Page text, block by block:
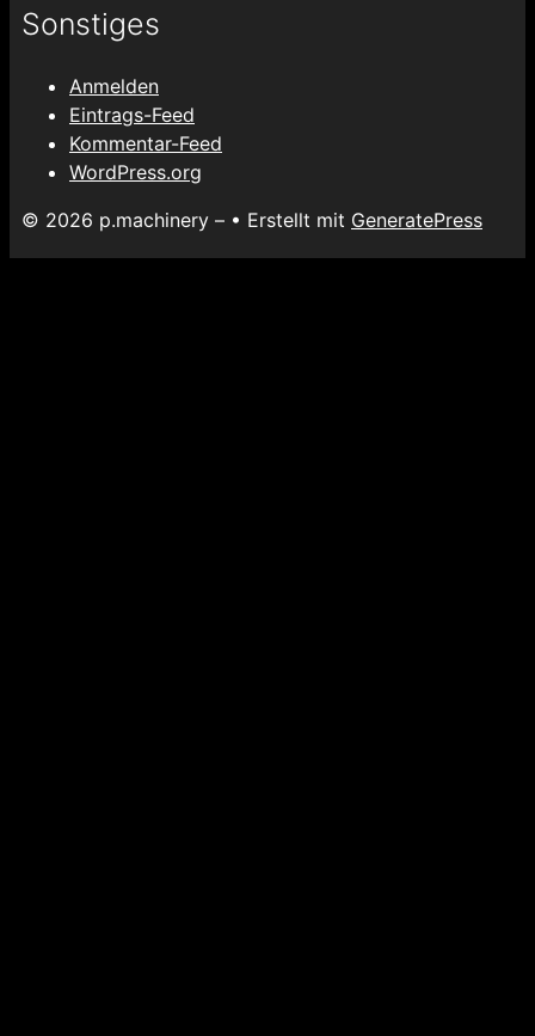
Sonstiges
Anmelden
Eintrags-Feed
Kommentar-Feed
WordPress.org
© 2026 p.machinery – • Erstellt mit GeneratePress